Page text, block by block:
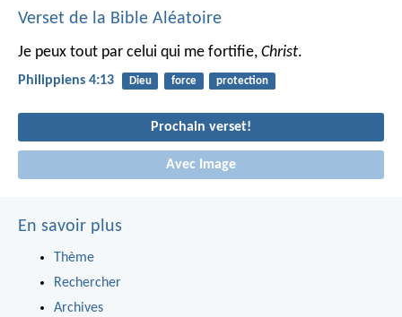
Verset de la Bible Aléatoire
Je peux tout par celui qui me fortifie, Christ.
Philippiens 4:13 Dieu force protection
Prochain verset!
Avec Image
En savoir plus
Thème
Rechercher
Archives